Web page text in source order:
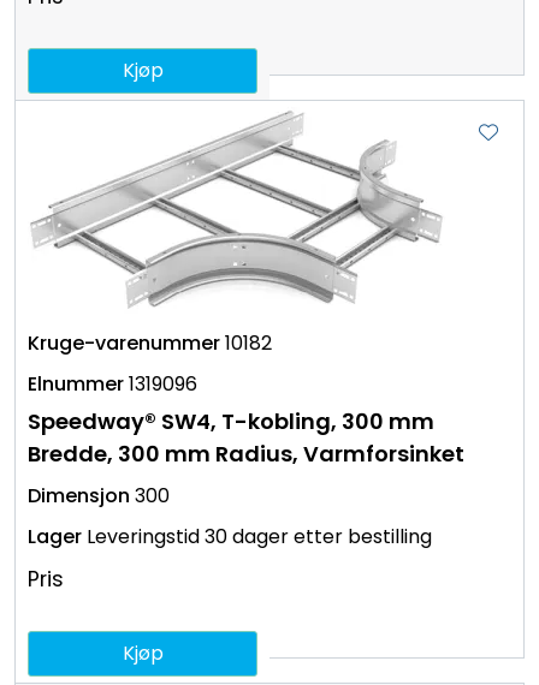
Kjøp
10182
1319096
Speedway® SW4, T-kobling, 300 mm
Bredde, 300 mm Radius, Varmforsinket
300
Leveringstid 30 dager etter bestilling
Pris
Kjøp